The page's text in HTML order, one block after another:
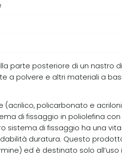
parte posteriore di un nastro
a polvere e altri materiali a
(acrilico, policarbonato e
di fissaggio in poliolefina
di fissaggio ha una vita
duratura. Questo
ed è destinato solo all’uso